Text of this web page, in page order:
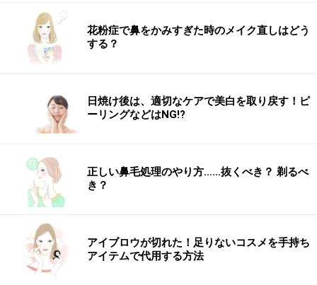
花粉症で鼻をかみすぎた時のメイク直しはどう
する？
日焼け後は、適切なケアで美白を取り戻す！ピ
ーリングなどはNG!?
正しい鼻毛処理のやり方……抜くべき？ 剃るべ
き？
アイブロウが切れた！足りないコスメを手持ち
アイテムで代用する方法